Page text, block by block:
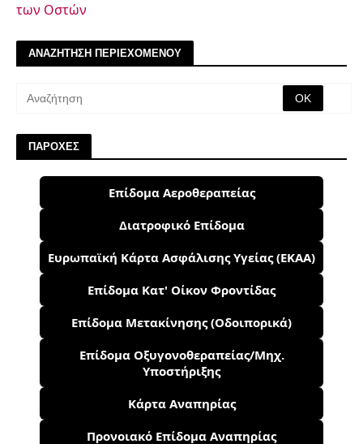
των Οστών
ΑΝΑΖΗΤΗΣΗ ΠΕΡΙΕΧΟΜΕΝΟΥ
ΠΑΡΟΧΕΣ
Επίδομα Αεροθεραπείας
Διατροφικό Επίδομα
Ευρωπαϊκή Κάρτα Ασφάλισης Υγείας (ΕΚΑΑ)
Επίδομα Κατ' Οίκον Φροντίδας
Επίδομα Μετακίνησης (Οδοιπορικά)
Επίδομα Οξυγονοθεραπείας/Μηχ.
Υποστήριξης
Κάρτα Αναπηρίας
Προνοιακό Επίδομα Αναπηρίας